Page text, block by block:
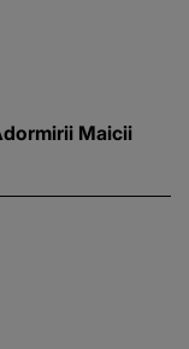
Maicii